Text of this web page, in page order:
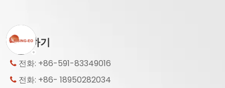
문의하기
 전화: +86-591-83349016
 전화: +86- 18950282034